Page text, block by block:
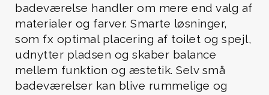
badeværelse handler om mere end valg af
materialer og farver. Smarte løsninger,
som fx optimal placering af toilet og spejl,
udnytter pladsen og skaber balance
mellem funktion og æstetik. Selv små
badeværelser kan blive rummelige og